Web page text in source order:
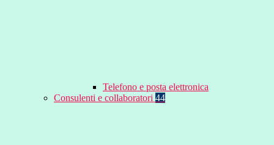
Telefono e posta elettronica
Consulenti e collaboratori 44